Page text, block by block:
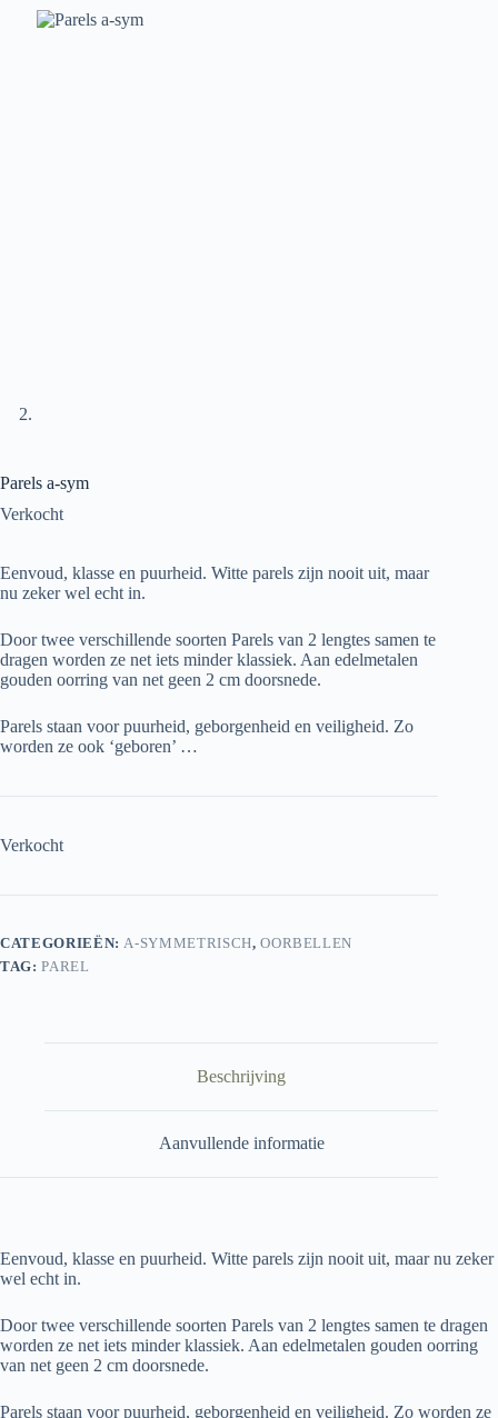
Parels a-sym
Verkocht
Eenvoud, klasse en puurheid. Witte parels zijn nooit uit, maar
nu zeker wel echt in.
Door twee verschillende soorten Parels van 2 lengtes samen te
dragen worden ze net iets minder klassiek. Aan edelmetalen
gouden oorring van net geen 2 cm doorsnede.
Parels staan voor puurheid, geborgenheid en veiligheid. Zo
worden ze ook ‘geboren’ …
Verkocht
CATEGORIEËN:A-SYMMETRISCH,OORBELLEN
TAG:PAREL
Beschrijving
Aanvullende informatie
Eenvoud, klasse en puurheid. Witte parels zijn nooit uit, maar nu zeker
wel echt in.
Door twee verschillende soorten Parels van 2 lengtes samen te dragen
worden ze net iets minder klassiek. Aan edelmetalen gouden oorring
van net geen 2 cm doorsnede.
Parels staan voor puurheid, geborgenheid en veiligheid. Zo worden ze